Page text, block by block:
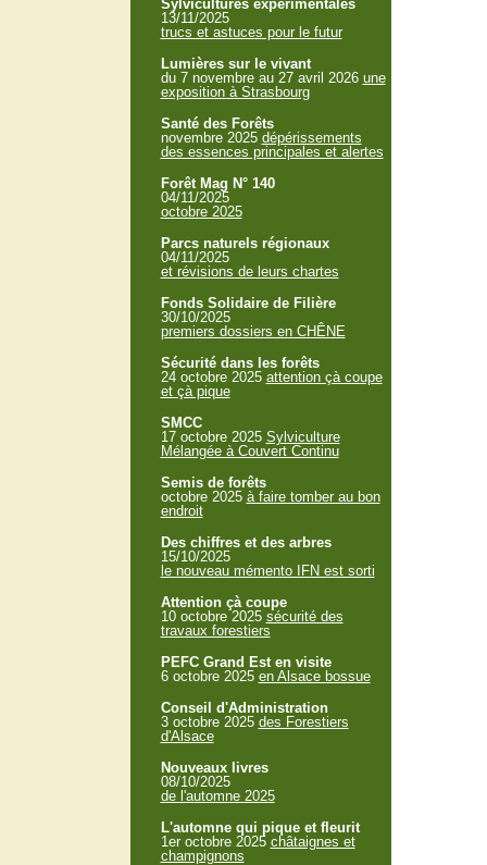
Sylvicultures expérimentales
13/11/2025
trucs et astuces pour le futur
Lumières sur le vivant
du 7 novembre au 27 avril 2026 une
exposition à Strasbourg
Santé des Forêts
novembre 2025 dépérissements
des essences principales et alertes
Forêt Mag N° 140
04/11/2025
octobre 2025
Parcs naturels régionaux
04/11/2025
et révisions de leurs chartes
Fonds Solidaire de Filière
30/10/2025
premiers dossiers en CHÊNE
Sécurité dans les forêts
24 octobre 2025 attention çà coupe
et çà pique
SMCC
17 octobre 2025 Sylviculture
Mélangée à Couvert Continu
Semis de forêts
octobre 2025 à faire tomber au bon
endroit
Des chiffres et des arbres
15/10/2025
le nouveau mémento IFN est sorti
Attention çà coupe
10 octobre 2025 sécurité des
travaux forestiers
PEFC Grand Est en visite
6 octobre 2025 en Alsace bossue
Conseil d'Administration
3 octobre 2025 des Forestiers
d'Alsace
Nouveaux livres
08/10/2025
de l'automne 2025
L'automne qui pique et fleurit
1er octobre 2025 châtaignes et
champignons